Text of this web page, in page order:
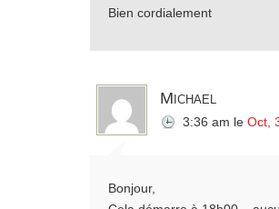
Bien cordialement
Michael
3:36 am le Oct,
Bonjour,